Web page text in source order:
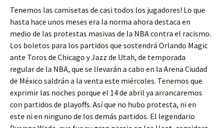
Tenemos las camisetas de casi todos los jugadores! Lo que
hasta hace unos meses era la norma ahora destaca en
medio de las protestas masivas de la NBA contra el racismo.
Los boletos para los partidos que sostendrá Orlando Magic
ante Toros de Chicago y Jazz de Utah, de temporada
regular de la NBA, que se llevarán a cabo en la Arena Ciudad
de México saldrán a la venta este miércoles. Tenemos que
exprimir las noches porque el 14 de abril ya arrancaremos
con partidos de playoffs. Así que no hubo protesta, ni en
este ni en ninguno de los demás partidos. El legendario